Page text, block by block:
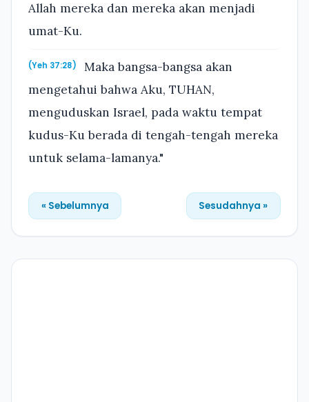
Allah mereka dan mereka akan menjadi
umat-Ku.
(Yeh 37:28)
Maka bangsa-bangsa akan
mengetahui bahwa Aku, TUHAN,
menguduskan Israel, pada waktu tempat
kudus-Ku berada di tengah-tengah mereka
untuk selama-lamanya."
« Sebelumnya Sesudahnya »